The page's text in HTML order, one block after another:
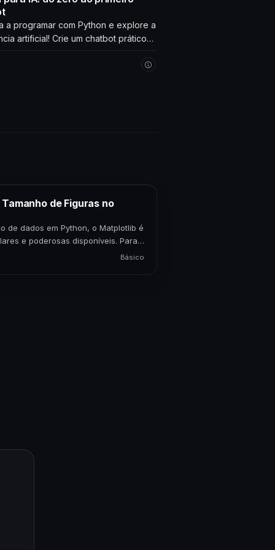
a programar com Python e explore a
artificial! Crie um chatbot prático
de Figuras no
de dados em Python, o Matplotlib é
e poderosas disponíveis. Para
Básico